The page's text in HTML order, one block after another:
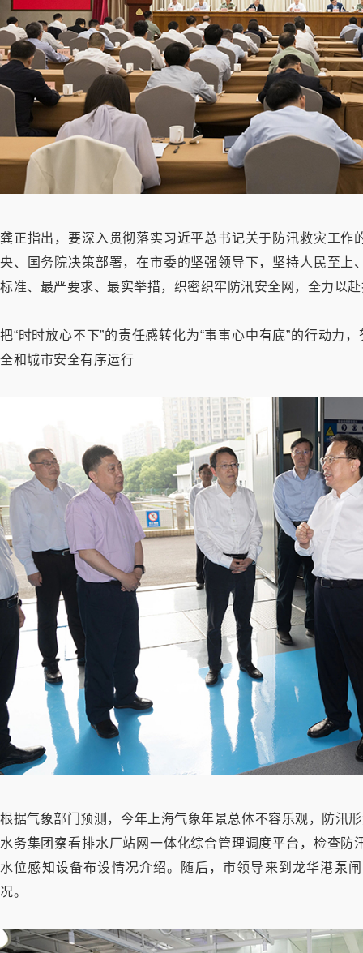
龚正指出，要深入贯彻落实习近平总书记关于防汛救灾工
央、国务院决策部署，在市委的坚强领导下，坚持人民至
标准、最严要求、最实举措，织密织牢防汛安全网，全力以
把“时时放心不下”的责任感转化为“事事心中有底”的行动力
全和城市安全有序运行
根据气象部门预测，今年上海气象年景总体不容乐观，防汛
水务集团察看排水厂站网一体化综合管理调度平台，检查
水位感知设备布设情况介绍。随后，市领导来到龙华港泵
况。